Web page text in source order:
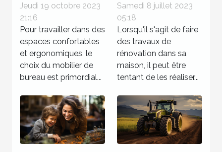
bureau ?
Jeudi 19 octobre 2023
21:16
Pour travailler dans des
espaces confortables
et ergonomiques, le
choix du mobilier de
bureau est primordial...
faire recours à un
expert pour la
rénovation de sa
maison ?
Samedi 8 juillet 2023
05:18
Lorsqu'il s'agit de faire
des travaux de
rénovation dans sa
maison, il peut être
tentant de les réaliser...